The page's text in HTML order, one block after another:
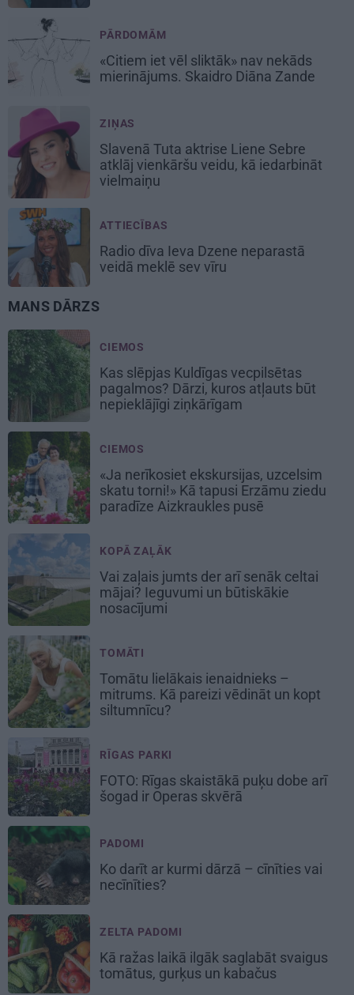
PĀRDOMĀM
«Citiem iet vēl sliktāk» nav nekāds
mierinājums. Skaidro Diāna Zande
ZIŅAS
Slavenā Tuta aktrise Liene Sebre
atklāj vienkāršu veidu, kā iedarbināt
vielmaiņu
ATTIECĪBAS
Radio dīva Ieva Dzene neparastā
veidā meklē sev vīru
MANS DĀRZS
CIEMOS
Kas slēpjas Kuldīgas vecpilsētas
pagalmos? Dārzi, kuros atļauts būt
nepieklājīgi ziņkārīgam
CIEMOS
«Ja nerīkosiet ekskursijas, uzcelsim
skatu torni!» Kā tapusi Erzāmu ziedu
paradīze Aizkraukles pusē
KOPĀ ZAĻĀK
Vai zaļais jumts der arī senāk celtai
mājai? Ieguvumi un būtiskākie
nosacījumi
TOMĀTI
Tomātu lielākais ienaidnieks –
mitrums. Kā pareizi vēdināt un kopt
siltumnīcu?
RĪGAS PARKI
FOTO: Rīgas skaistākā puķu dobe arī
šogad ir Operas skvērā
PADOMI
Ko darīt ar kurmi dārzā – cīnīties vai
necīnīties?
ZELTA PADOMI
Kā ražas laikā ilgāk saglabāt svaigus
tomātus, gurķus un kabačus